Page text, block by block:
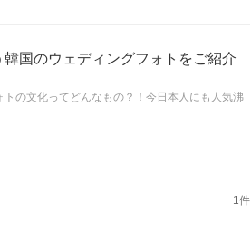
国のウェディングフォトをご紹介
の文化ってどんなもの？！今日本人にも人気沸
1件